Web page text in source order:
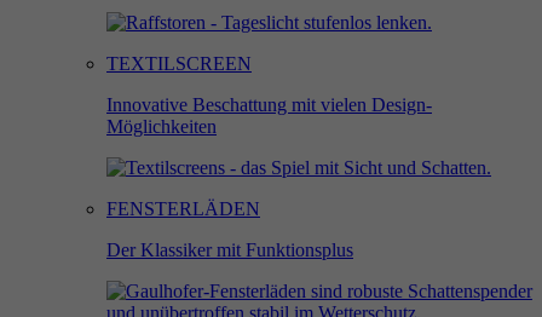
TEXTILSCREEN
Innovative Beschattung mit vielen Design-
Möglichkeiten
FENSTERLÄDEN
Der Klassiker mit Funktionsplus